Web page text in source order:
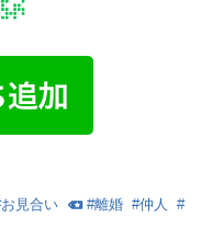
お見合い #離婚 #仲人 #